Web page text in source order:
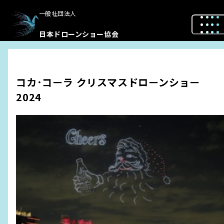
一般社団法人
日本ドローンショー協会
コカ･コーラ クリスマスドローンショー
2024